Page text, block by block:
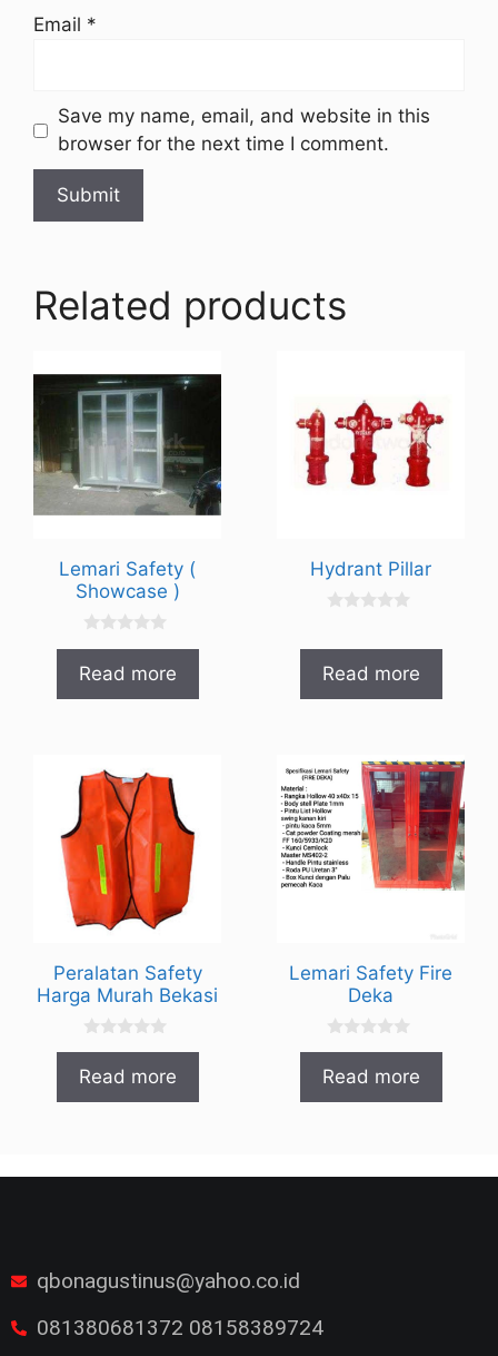
Email *
Save my name, email, and website in this
browser for the next time I comment.
Related products
Lemari Safety (
Showcase )
u
Read more
Hydrant Pillar
u
t
o
f
Read more
Peralatan Safety
Harga Murah Bekasi
0
u
Read more
Lemari Safety Fire
Deka
0
u
Read more
qbonagustinus@yahoo.co.id
081380681372 08158389724